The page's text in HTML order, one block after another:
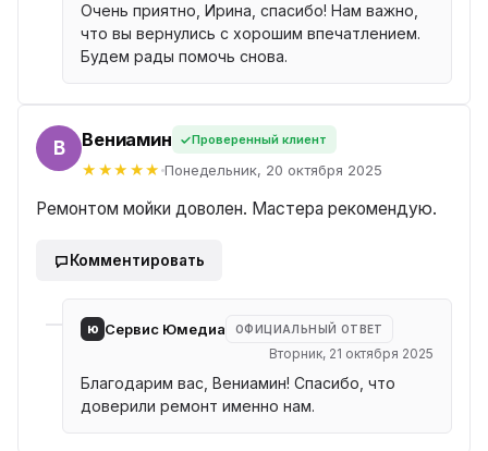
Очень приятно, Ирина, спасибо! Нам важно,
что вы вернулись с хорошим впечатлением.
Будем рады помочь снова.
Вениамин Проверенный клиент
Понедельник, 20 октября 2025
Ремонтом мойки доволен. Мастера рекомендую.
Комментировать
ю Сервис Юмедиа ОФИЦИАЛЬНЫЙ ОТВЕТ
Вторник, 21 октября 2025
Благодарим вас, Вениамин! Спасибо, что
доверили ремонт именно нам.